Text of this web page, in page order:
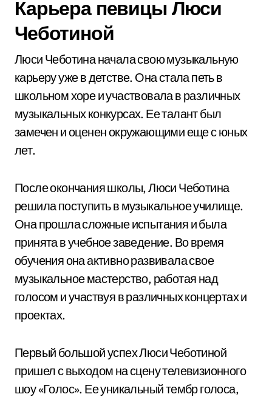
Карьера певицы Люси
Чеботиной
Люси Чеботина начала свою музыкальную
карьеру уже в детстве. Она стала петь в
школьном хоре и участвовала в различных
музыкальных конкурсах. Ее талант был
замечен и оценен окружающими еще с юных
лет.
После окончания школы, Люси Чеботина
решила поступить в музыкальное училище.
Она прошла сложные испытания и была
принята в учебное заведение. Во время
обучения она активно развивала свое
музыкальное мастерство, работая над
голосом и участвуя в различных концертах и
проектах.
Первый большой успех Люси Чеботиной
пришел с выходом на сцену телевизионного
шоу «Голос». Ее уникальный тембр голоса,